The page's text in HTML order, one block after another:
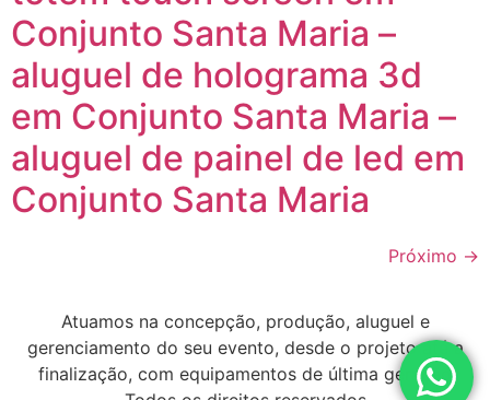
Conjunto Santa Maria –
aluguel de holograma 3d
em Conjunto Santa Maria –
aluguel de painel de led em
Conjunto Santa Maria
Próximo →
Atuamos na concepção, produção, aluguel e
gerenciamento do seu evento, desde o projeto até a
finalização, com equipamentos de última geração